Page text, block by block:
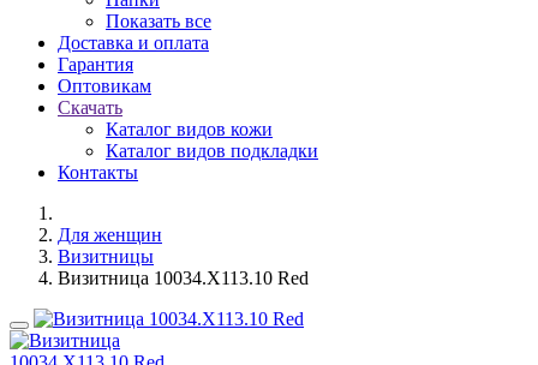
Показать все
Доставка и оплата
Гарантия
Оптовикам
Скачать
Каталог видов кожи
Каталог видов подкладки
Контакты
Для женщин
Визитницы
Визитница 10034.X113.10 Red